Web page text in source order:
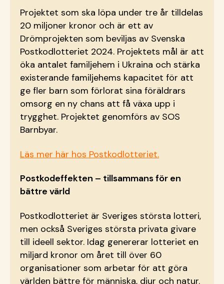
Projektet som ska löpa under tre år tilldelas
20 miljoner kronor och är ett av
Drömprojekten som beviljas av Svenska
Postkodlotteriet 2024. Projektets mål är att
öka antalet familjehem i Ukraina och stärka
existerande familjehems kapacitet för att
ge fler barn som förlorat sina föräldrars
omsorg en ny chans att få växa upp i
trygghet. Projektet genomförs av SOS
Barnbyar.
Läs mer här hos Postkodlotteriet.
Postkodeffekten – tillsammans för en
bättre värld
Postkodlotteriet är Sveriges största lotteri,
men också Sveriges största privata givare
till ideell sektor. Idag genererar lotteriet en
miljard kronor om året till över 60
organisationer som arbetar för att göra
världen bättre för människa, djur och natur.